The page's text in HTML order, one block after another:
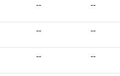
-- --
-- --
-- --